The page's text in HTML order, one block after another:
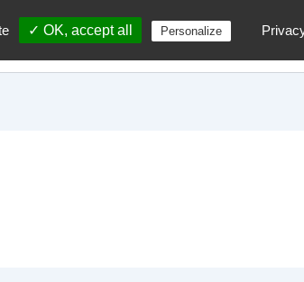
A propos du blog Contactez moi !
✓ OK, accept all Personalize